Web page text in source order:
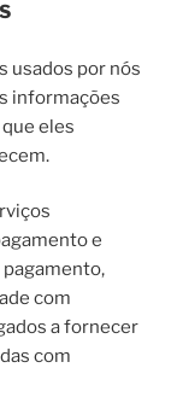
usados por nós
informações
eles
e
com
a fornecer
com